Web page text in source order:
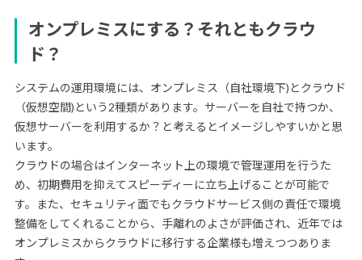
オンプレミスにする？それともクラウ
ド？
システムの運用環境には、オンプレミス（自社環境下)とクラウド
（仮想空間)という2種類があります。サーバーを自社で持つか、
仮想サーバーを利用するか？と考えるとイメージしやすいかと思
います。
クラウドの場合はインターネット上の環境で管理運用を行うた
め、初期費用を抑えてスピーディーに立ち上げることが可能で
す。また、セキュリティ面でもクラウドサービス側の責任で環境
整備をしてくれることから、手離れのよさが評価され、近年では
オンプレミスからクラウドに移行する企業様も増えつつありま